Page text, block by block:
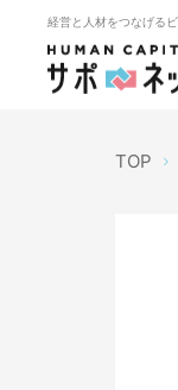
経営と人材をつなげる
TOP